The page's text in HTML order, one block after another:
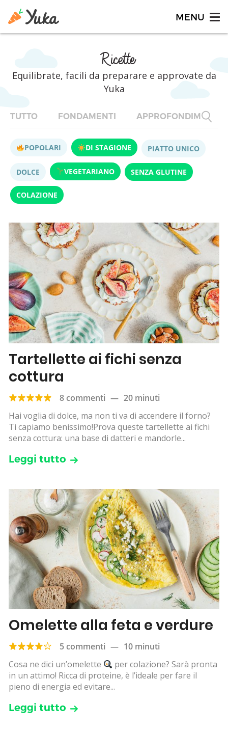
Ricette
Equilibrate, facili da preparare e approvate da
Yuka
TUTTO FONDAMENTI APPROFONDIMENTI
POPOLARI DI STAGIONE PIATTO UNICO
DOLCE VEGETARIANO SENZA GLUTINE
COLAZIONE
Tartellette ai fichi senza
cottura
8 commenti — 20 minuti
Hai voglia di dolce, ma non ti va di accendere il forno?
Ti capiamo benissimo!Prova queste tartellette ai fichi
senza cottura: una base di datteri e mandorle...
Leggi tutto
Omelette alla feta e verdure
5 commenti — 10 minuti
Cosa ne dici un’omelette
per colazione? Sarà pronta
in un attimo! Ricca di proteine, è l’ideale per fare il
pieno di energia ed evitare...
Leggi tutto